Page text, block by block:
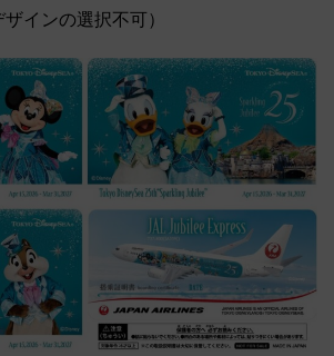
インの選択不可）